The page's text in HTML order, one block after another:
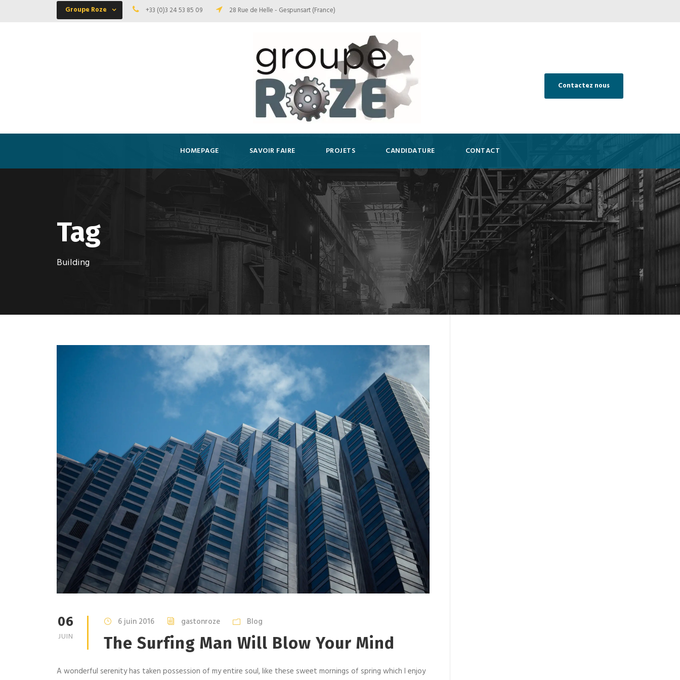
Groupe Roze +33 (0)3 24 53 85 09 28 Rue de Helle - Gespunsart (France)
Contactez nous
HOMEPAGE SAVOIR FAIRE PROJETS CANDIDATURE CONTACT
Tag
Building
06
JUIN
6 juin 2016 gastonroze Blog
The Surfing Man Will Blow Your Mind
A wonderful serenity has taken possession of my entire soul, like these sweet mornings of spring which I enjoy